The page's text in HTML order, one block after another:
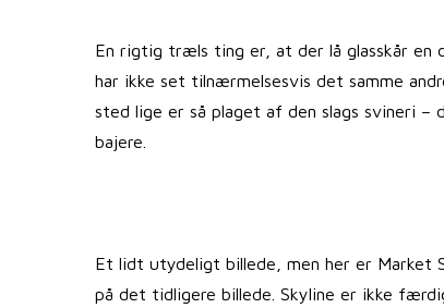
En rigtig træls ting er, at der lå glasskår en
har ikke set tilnærmelsesvis det samme
sted lige er så plaget af den slags svineri
bajere.
Et lidt utydeligt billede, men her er Market
på det tidligere billede. Skyline er ikke